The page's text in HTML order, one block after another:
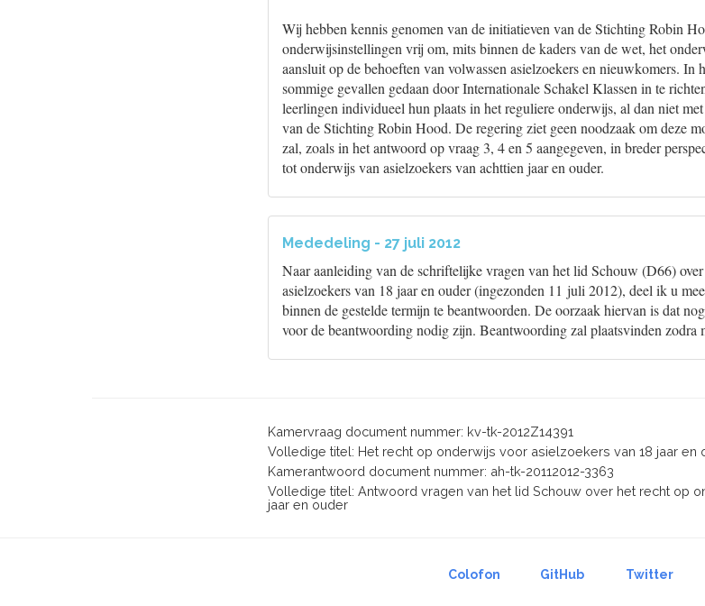
Wij hebben kennis genomen van de initiatieven van de Stichting Robin
onderwijsinstellingen vrij om, mits binnen de kaders van de wet, het
aansluit op de behoeften van volwassen asielzoekers en nieuwkomers. In
sommige gevallen gedaan door Internationale Schakel Klassen in te
leerlingen individueel hun plaats in het reguliere onderwijs, al dan niet
van de Stichting Robin Hood. De regering ziet geen noodzaak om deze
zal, zoals in het antwoord op vraag 3, 4 en 5 aangegeven, in breder
tot onderwijs van asielzoekers van achttien jaar en ouder.
Mededeling - 27 juli 2012
Naar aanleiding van de schriftelijke vragen van het lid Schouw (D66)
asielzoekers van 18 jaar en ouder (ingezonden 11 juli 2012), deel ik u
binnen de gestelde termijn te beantwoorden. De oorzaak hiervan is dat
voor de beantwoording nodig zijn. Beantwoording zal plaatsvinden zodra
Kamervraag document nummer: kv-tk-2012Z14391
Volledige titel: Het recht op onderwijs voor asielzoekers van 18 jaar en
Kamerantwoord document nummer: ah-tk-20112012-3363
Volledige titel: Antwoord vragen van het lid Schouw over het recht op
jaar en ouder
Colofon GitHub Twitter